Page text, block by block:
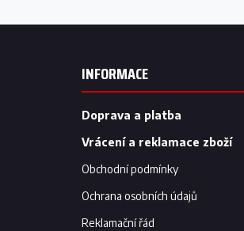
Z
INFORMACE
Doprava a platba
Vrácení a reklamace zboží
Obchodní podmínky
Ochrana osobních údajů
Reklamační řád